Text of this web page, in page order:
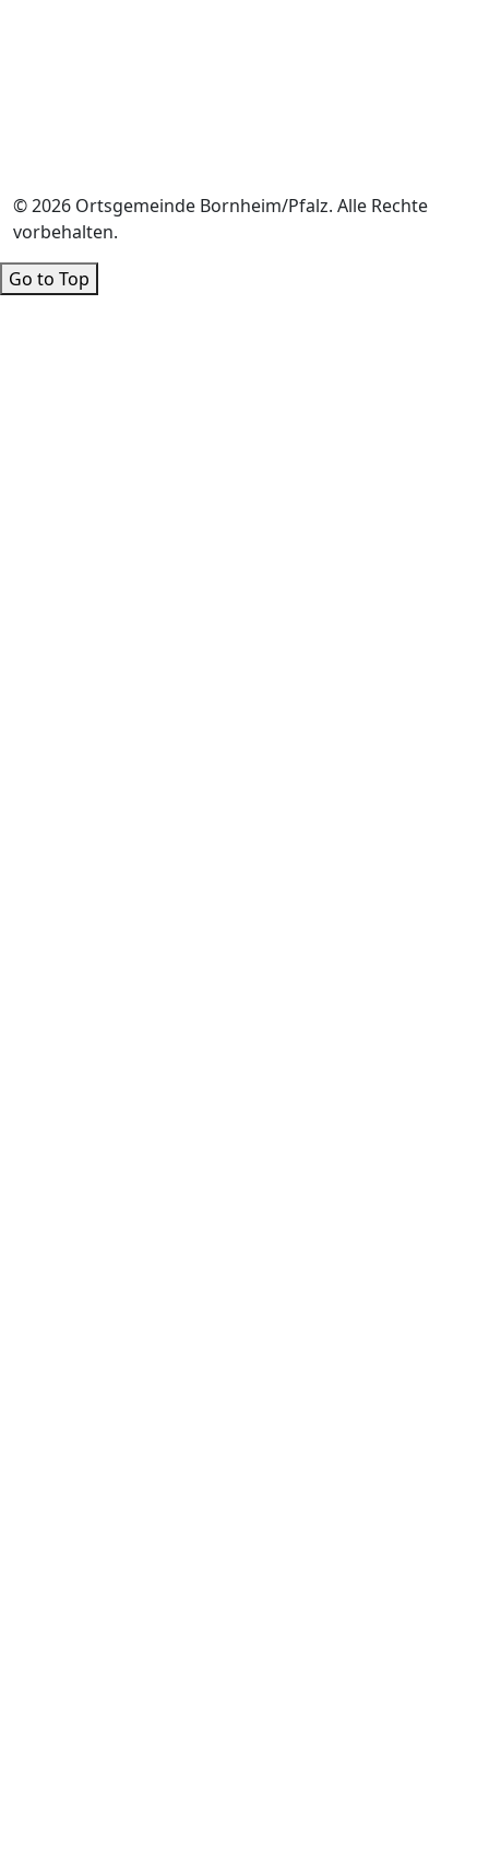
© 2026 Ortsgemeinde Bornheim/Pfalz. Alle Rechte
vorbehalten.
Go to Top